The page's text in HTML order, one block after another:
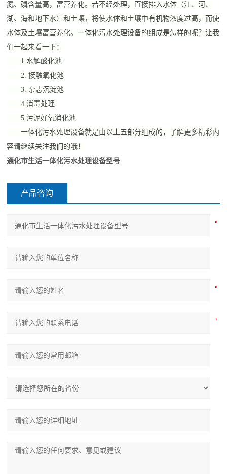
氮、磷含量高，富营养化。若不经处理，直接排入水体（江、河、
湖、海和地下水）和土壤，将使水体和土壤中有机物浓度过高，而使
水体及土壤富营养化。一体化污水处理设备的组成是怎样的呢？让我
们一起来看一下：
1.水解酸化池
2. 接触氧化池
3. 杂志沉淀池
4.消毒处理
5.污泥好氧消化池
一体化污水处理设备就是由以上五部分组成的，了解更多精彩内
容请继续关注我们的哦！
通化市生活一体化污水处理设备型号
产品咨询